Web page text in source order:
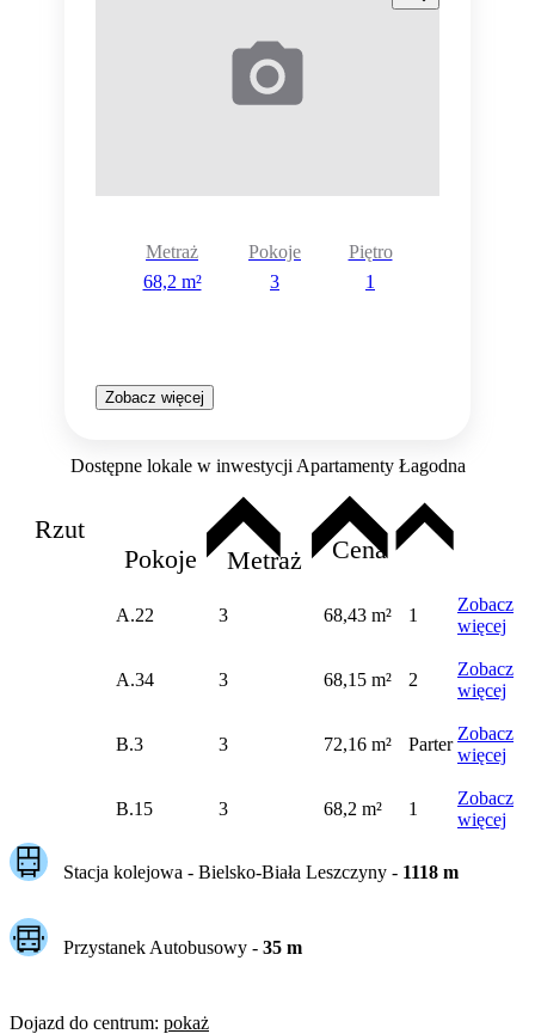
Metraż
68,2 m²
Pokoje
3
Piętro
1
Zobacz więcej
Dostępne lokale w inwestycji Apartamenty Łagodna
Rzut
Pokoje
Metraż Cena
A.22 3 68,43 m² 1
Zobacz
więcej
A.34 3 68,15 m² 2
Zobacz
więcej
B.3 3 72,16 m² Parter
Zobacz
więcej
B.15 3 68,2 m² 1
Zobacz
więcej
Stacja kolejowa - Bielsko-Biała Leszczyny- 1118m
Przystanek Autobusowy - 35m
Dojazd do centrum: pokaż